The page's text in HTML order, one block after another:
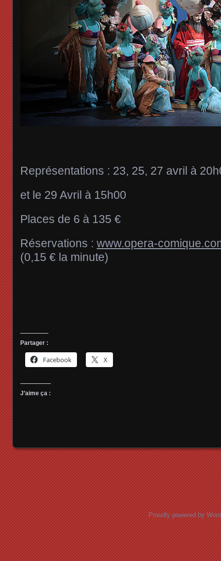
Représentations : 23, 25, 27 avril à
et le 29 Avril à 15h00
Places de 6 à 135 €
Réservations : www.opera-
(0,15 € la minute)
Partager :
Facebook X
J’aime ça :
Proudly powered by